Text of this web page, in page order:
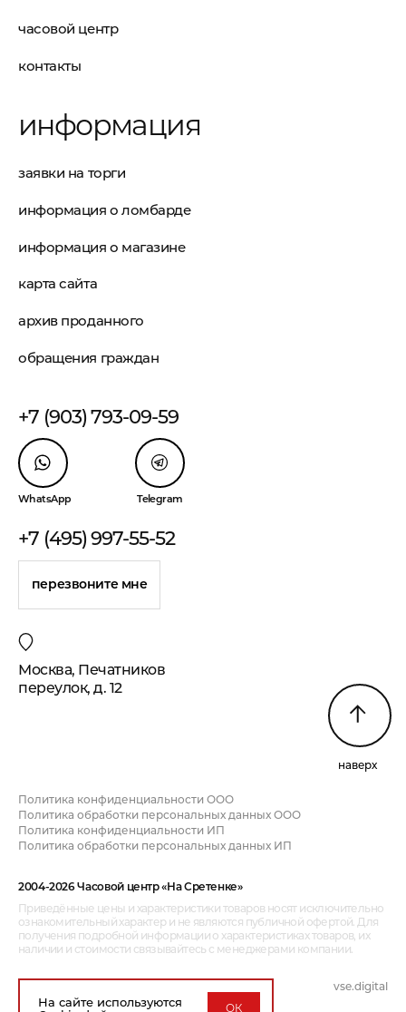
часовой центр
контакты
информация
заявки на торги
информация о ломбарде
информация о магазине
карта сайта
архив проданного
обращения граждан
+7 (903) 793-09-59
WhatsApp Telegram
+7 (495) 997-55-52
перезвоните мне
Москва, Печатников
переулок, д. 12
наверх
Политика конфиденциальности ООО
Политика обработки персональных данных ООО
Политика конфиденциальности ИП
Политика обработки персональных данных ИП
2004-2026 Часовой центр «На Сретенке»
Приведённые цены и характеристики товаров носят исключительно
ознакомительный характер и не являются публичной офертой. Для
получения подробной информации о характеристиках товаров, их
наличии и стоимости связывайтесь с менеджерами компании.
vse.digital
На сайте используются
ОК